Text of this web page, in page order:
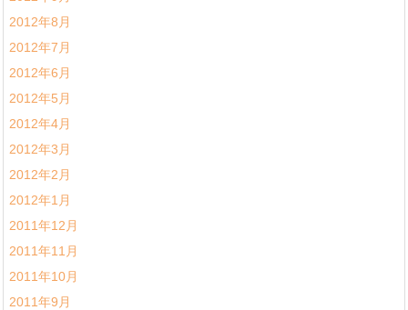
2012年8月
2012年7月
2012年6月
2012年5月
2012年4月
2012年3月
2012年2月
2012年1月
2011年12月
2011年11月
2011年10月
2011年9月